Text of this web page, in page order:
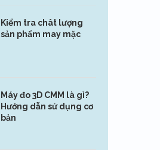
Kiểm tra chât lượng
sản phẩm may mặc
Máy đo 3D CMM là gì?
Hướng dẫn sử dụng cơ
bản